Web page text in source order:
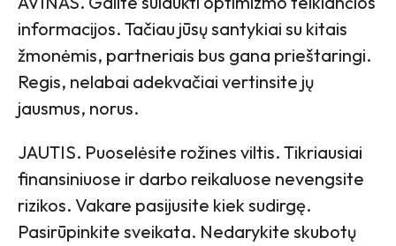
informacijos. Tačiau jūsų santykiai su kitais
žmonėmis, partneriais bus gana prieštaringi.
Regis, nelabai adekvačiai vertinsite jų
jausmus, norus.
JAUTIS. Puoselėsite rožines viltis. Tikriausiai
finansiniuose ir darbo reikaluose nevengsite
rizikos. Vakare pasijusite kiek sudirgę.
Pasirūpinkite sveikata. Nedarykite skubotų